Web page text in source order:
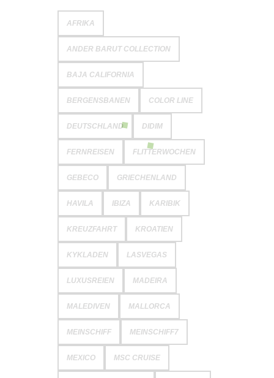
AFRIKA
ANDER BARUT COLLECTION
BAJA CALIFORNIA
BERGENSBANEN COLOR LINE
DEUTSCHLAND DIDIM
FERNREISEN FLITTERWOCHEN
GEBECO GRIECHENLAND
HAVILA IBIZA KARIBIK
KREUZFAHRT KROATIEN
KYKLADEN LASVEGAS
LUXUSREIEN MADEIRA
MALEDIVEN MALLORCA
MEINSCHIFF MEINSCHIFF7
MEXICO MSC CRUISE